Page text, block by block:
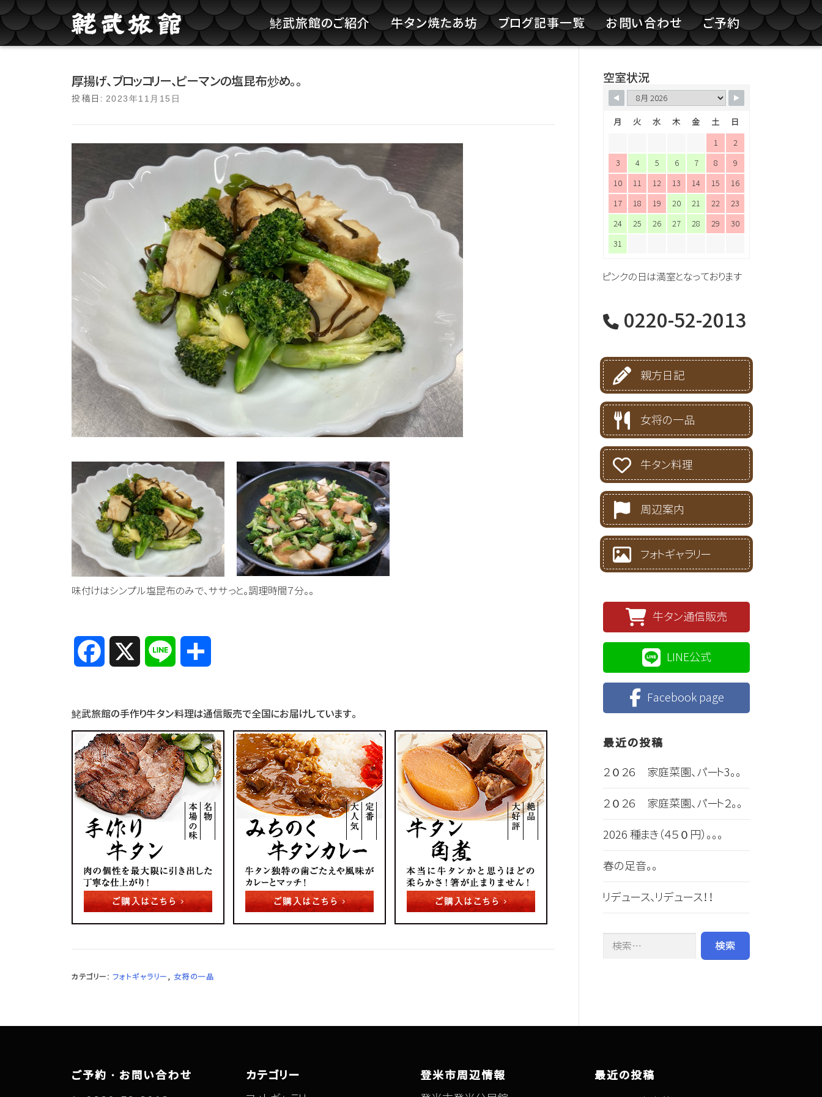
コンテンツへスキップ
鮱武旅館のご紹介 牛タン焼たあ坊 ブログ記事一覧 お問い合わせ ご予約
厚揚げ、ブロッコリー、ピーマンの塩昆布炒め。。
投稿日: 2023年11月15日
味付けはシンプル塩昆布のみで、ササっと。調理時間７分。。
Facebook Line
鮱武旅館の手作り牛タン料理は通信販売で全国にお届けしています。
カテゴリー: フォトギャラリー, 女将の一品
空室状況
月 火 水 木 金 土
日
1
2
3
4 5 6 7 8
9
10
11 12 13 14 15
16
17
18 19 20 21 22
23
24
25 26 27 28 29
30
31
ピンクの日は満室となっております
0220-52-2013
親方日記
女将の一品
牛タン料理
周辺案内
フォトギャラリー
牛タン通信販売
LINE公式
Facebook page
最近の投稿
２０２６ 家庭菜園、パート3。。
２０２６ 家庭菜園、パート２。。
2026 種まき（４５０円）。。。
春の足音。。
リデュース、リデュース！！
ご予約・お問い合わせ
カテゴリー
登米市周辺情報
最近の投稿